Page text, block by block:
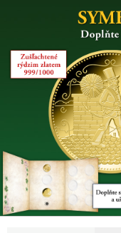
na
medailách
zušľachtených
rýdzim
zlatom
na
medailách
zušľachtených
rýdzim
zlatom